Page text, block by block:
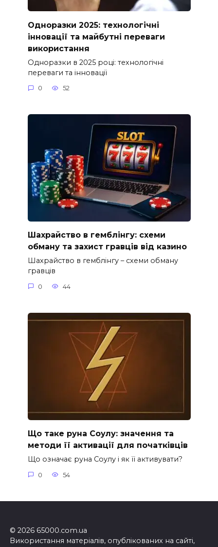
Одноразки 2025: технологічні
інновації та майбутні переваги
використання
Одноразки в 2025 році: технологічні
переваги та інновації
0 52
Шахрайство в гемблінгу: схеми
обману та захист гравців від казино
Шахрайство в гемблінгу – схеми обману
гравців
0 44
Що таке руна Соулу: значення та
методи її активації для початківців
Що означає руна Соулу і як її активувати?
0 54
© 2026 65000.com.ua
Використання матеріалів, опублікованих на сайті,